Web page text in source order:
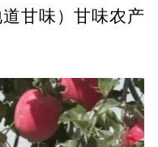
甘味）甘味农产